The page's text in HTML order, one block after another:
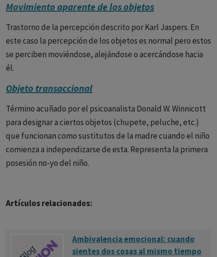
Movimiento aparente de los objetos
Trastorno de la percepción descrito por Karl Jaspers. En
este caso la percepción de los objetos es normal pero estos
se perciben moviéndose, alejándose o acercándose hacia
él.
Objeto transaccional
Término acuñado por el psicoanalista Donald W. Winnicott
para designar a ciertos objetos (chupete, peluche, etc.)
que funcionan como sustitutos de la madre cuando el niño
comienza a independizarse de esta. Representa la primera
posesión no-yo del niño.
Artículos relacionados:
Ambivalencia emocional: cuando
sientes dos cosas al mismo tiempo